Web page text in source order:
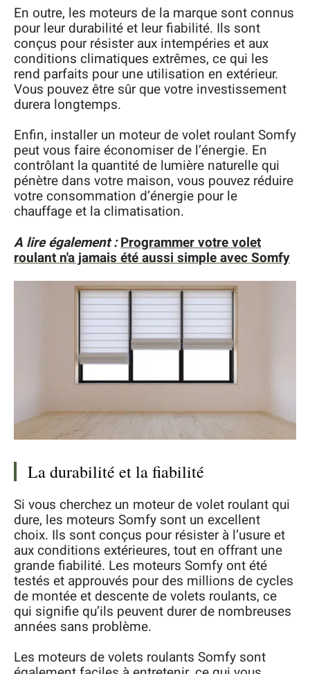
En outre, les moteurs de la marque sont connus
pour leur durabilité et leur fiabilité. Ils sont
conçus pour résister aux intempéries et aux
conditions climatiques extrêmes, ce qui les
rend parfaits pour une utilisation en extérieur.
Vous pouvez être sûr que votre investissement
durera longtemps.
Enfin, installer un moteur de volet roulant Somfy
peut vous faire économiser de l’énergie. En
contrôlant la quantité de lumière naturelle qui
pénètre dans votre maison, vous pouvez réduire
votre consommation d’énergie pour le
chauffage et la climatisation.
A lire également : Programmer votre volet
roulant n'a jamais été aussi simple avec Somfy
La durabilité et la fiabilité
Si vous cherchez un moteur de volet roulant qui
dure, les moteurs Somfy sont un excellent
choix. Ils sont conçus pour résister à l’usure et
aux conditions extérieures, tout en offrant une
grande fiabilité. Les moteurs Somfy ont été
testés et approuvés pour des millions de cycles
de montée et descente de volets roulants, ce
qui signifie qu’ils peuvent durer de nombreuses
années sans problème.
Les moteurs de volets roulants Somfy sont